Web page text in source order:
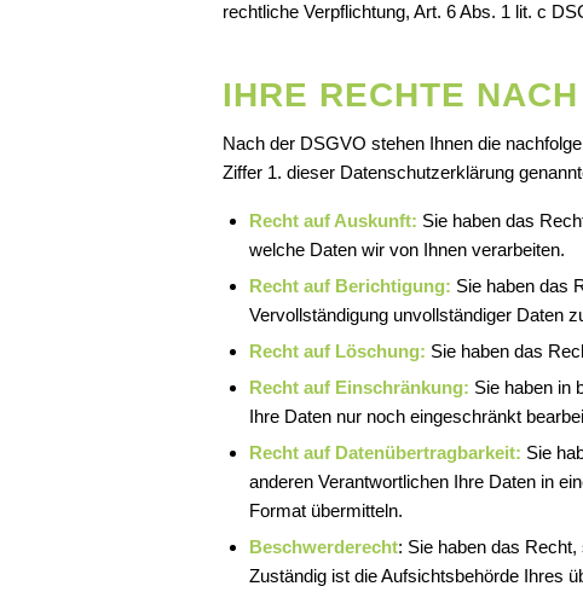
rechtliche Verpflichtung, Art. 6 Abs. 1 lit. c
IHRE RECHTE
Nach der DSGVO stehen Ihnen die
Ziffer 1. dieser Datenschutzerklärung
Recht auf Auskunft: Sie haben das
welche Daten wir von Ihnen verarbeiten.
Recht auf Berichtigung: Sie haben das
Vervollständigung unvollständiger Daten
Recht auf Löschung: Sie haben das
Recht auf Einschränkung: Sie haben in
Ihre Daten nur noch eingeschränkt
Recht auf Datenübertragbarkeit: Sie
anderen Verantwortlichen Ihre Daten in
Format übermitteln.
Beschwerderecht: Sie haben das
Zuständig ist die Aufsichtsbehörde Ihres